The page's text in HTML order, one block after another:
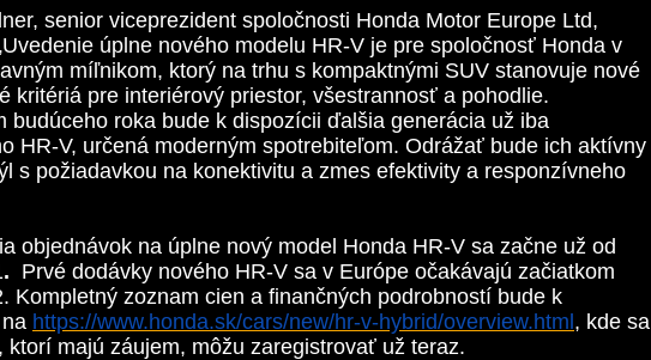
senior viceprezident spoločnosti Honda Motor Europe Ltd,
úplne nového modelu HR-V je pre spoločnosť Honda v
míľnikom, ktorý na trhu s kompaktnými SUV stanovuje nové
kritériá pre interiérový priestor, všestrannosť a pohodlie.
budúceho roka bude k dispozícii ďalšia generácia už iba
HR-V, určená moderným spotrebiteľom. Odrážať bude ich aktívny
s požiadavkou na konektivitu a zmes efektivity a responzívneho
objednávok na úplne nový model Honda HR-V sa začne už od
. Prvé dodávky nového HR-V sa v Európe očakávajú začiatkom
Kompletný zoznam cien a finančných podrobností bude k
https://www.honda.sk/cars/new/hr-v-hybrid/overview.html, kde sa
ktorí majú záujem, môžu zaregistrovať už teraz.